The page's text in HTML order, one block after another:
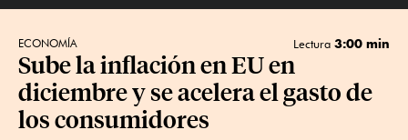
ECONOMÍA Lectura 3:00 min
Sube la inflación en EU en
diciembre y se acelera el gasto de
los consumidores